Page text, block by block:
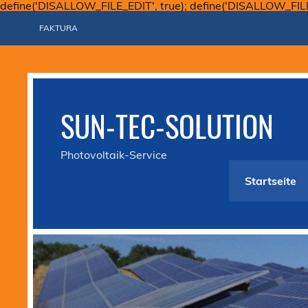
define('DISALLOW_FILE_EDIT', true);
FAKTURA
SUN-TEC-SOLUTION
Photovoltaik-Service
Startseite